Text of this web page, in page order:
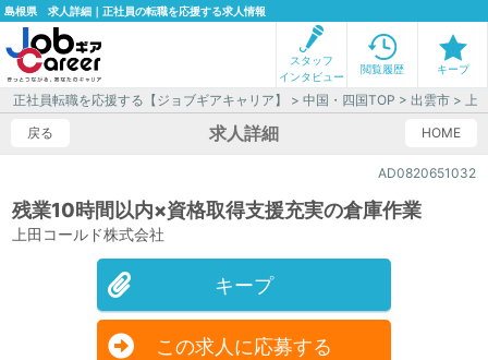
島根県 求人詳細｜正社員の転職を応援する求人情報
スタッフ
インタビュー
閲覧履歴 キープ
正社員転職を応援する【ジョブギアキャリア】 >中国・四国TOP >出雲市 > 上
戻る
HOME
求人詳細
AD0820651032
残業10時間以内×資格取得支援充実の倉庫作業
上田コールド株式会社
キープ
この求人に応募する